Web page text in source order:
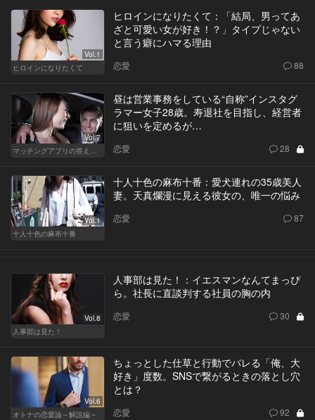
Vol.1
ヒロインになりたくて
ヒロインになりたくて：「結局、男ってあ
ざと可愛い女が好き！？」タイプじゃない
と言う癖にハマる理由
恋愛 88
Vol.7
マッチングアプリの答えあわせ【Q】～SEASON2～
昼は営業事務をしている“自称”インスタグ
ラマー女子28歳。寿退社を目指し、経営者
に狙いを定めるが…
恋愛 28
Vol.1
十人十色の麻布十番
十人十色の麻布十番：愛犬連れの35歳美人
妻。天真爛漫に見える彼女の、唯一の悩み
恋愛 87
Vol.8
人事部は見た！
人事部は見た！：イエスマンなんてまっぴ
ら。社長に直談判する社員の胸の内
恋愛 30
Vol.6
オトナの恋愛論～解説編～
ちょっとした仕草と行動でバレる「俺、大
好き」度数。SNSで繋がるときの落とし穴
とは？
恋愛 92